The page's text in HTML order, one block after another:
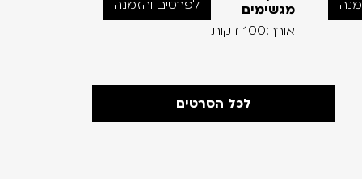
מגשימים
אורך:100 דקות
לפרטים והזמנה
לכל הסרטים